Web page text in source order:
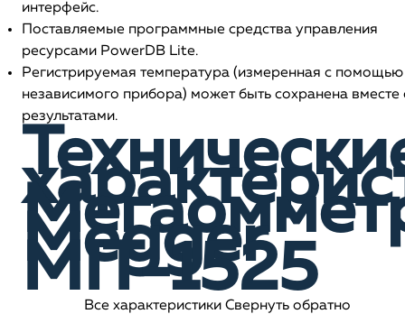
интерфейс.
Поставляемые программные средства управления
ресурсами PowerDB Lite.
Регистрируемая температура (измеренная с помощью
независимого прибора) может быть сохранена вместе
результатами.
Megger
MIT-1525
Все характеристики Свернуть обратно